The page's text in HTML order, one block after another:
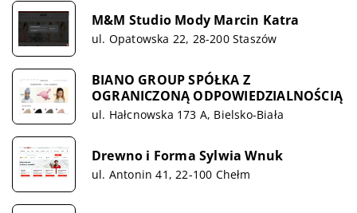
M&M Studio Mody Marcin Katra
ul. Opatowska 22, 28-200 Staszów
BIANO GROUP SPÓŁKA Z
OGRANICZONĄ ODPOWIEDZIALNOŚCIĄ
ul. Hałcnowska 173 A, Bielsko-Biała
Drewno i Forma Sylwia Wnuk
ul. Antonin 41, 22-100 Chełm